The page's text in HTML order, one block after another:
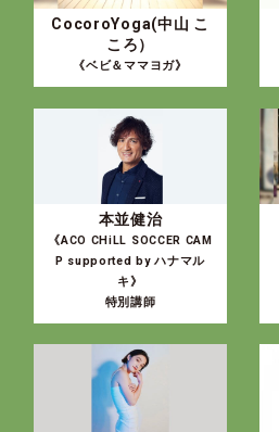
CocoroYoga(中山 こ
ころ）
《ベビ＆ママヨガ》
本並健治
《ACO CHiLL SOCCER CAM
P supported by ハナマル
キ》
特別講師